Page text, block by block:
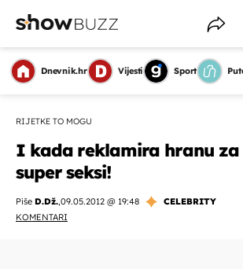
Dnevnik.hr Vijesti Sport
RIJETKE TO MOGU
I kada reklamira hranu za
super seksi!
Piše D.Dž.,09.05.2012 @ 19:48
CELEBRITY
KOMENTARI